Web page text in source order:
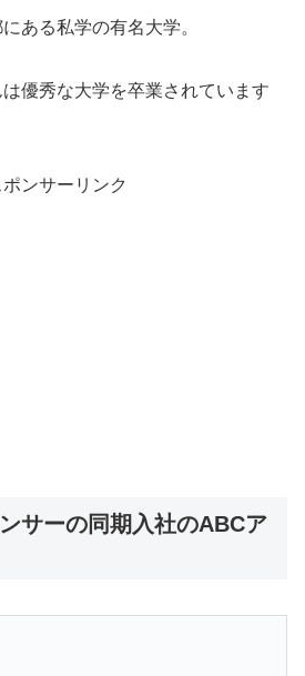
ある私学の有名大学。
優秀な大学を卒業されています
ポンサーリンク
サーの同期入社のABCア